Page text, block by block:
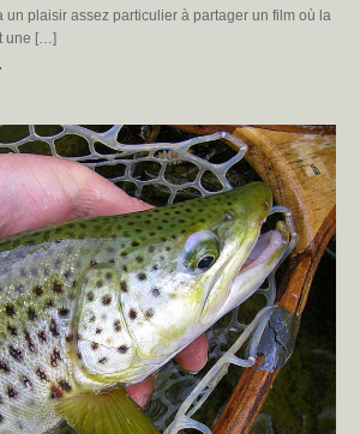
un plaisir assez particulier à partager un film où la
une […]